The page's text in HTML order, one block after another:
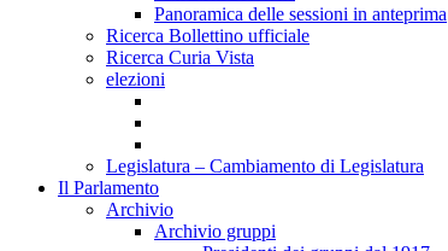
Panoramica delle sessioni in anteprima
Ricerca Bollettino ufficiale
Ricerca Curia Vista
elezioni
Legislatura – Cambiamento di Legislatura
Il Parlamento
Archivio
Archivio gruppi